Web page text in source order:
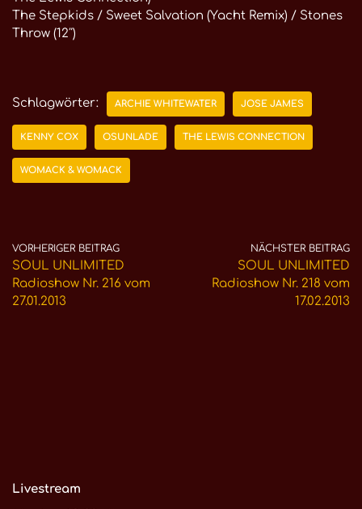
The Stepkids / Sweet Salvation (Yacht Remix) / Stones
Throw (12″)
Schlagwörter: ARCHIE WHITEWATER JOSE JAMES
KENNY COX OSUNLADE THE LEWIS CONNECTION
WOMACK & WOMACK
VORHERIGER BEITRAG
SOUL UNLIMITED
Radioshow Nr. 216 vom
27.01.2013
NÄCHSTER BEITRAG
SOUL UNLIMITED
Radioshow Nr. 218 vom
17.02.2013
Livestream